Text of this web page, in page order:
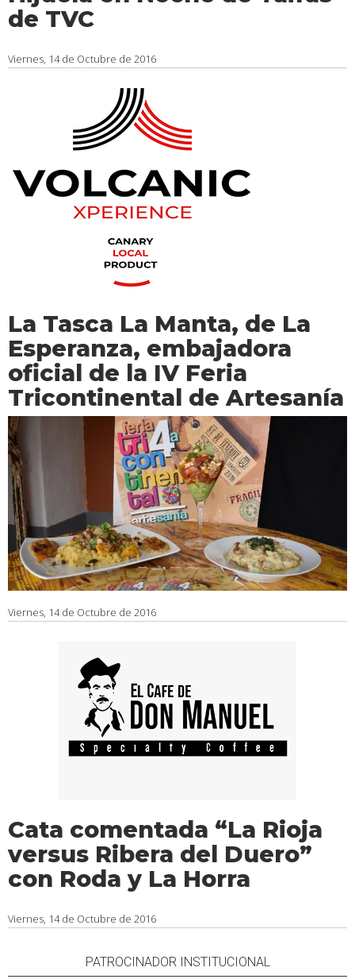
de TVC
Viernes, 14 de Octubre de 2016
La Tasca La Manta, de La
Esperanza, embajadora
oficial de la IV Feria
Tricontinental de Artesanía
Viernes, 14 de Octubre de 2016
Cata comentada “La Rioja
versus Ribera del Duero”
con Roda y La Horra
Viernes, 14 de Octubre de 2016
PATROCINADOR INSTITUCIONAL